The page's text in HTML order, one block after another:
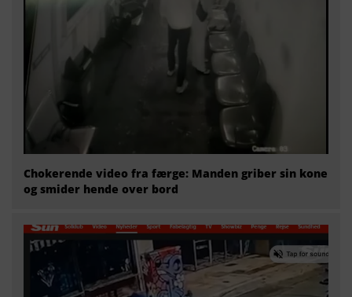
Chokerende video fra færge: Manden griber sin kone
og smider hende over bord